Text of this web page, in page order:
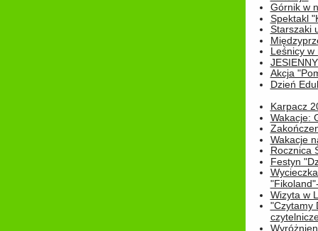
Górnik w
Spektakl
Starszaki
Leśnicy w
Akcja
Dzień
Karpacz
Wakacje:
Wakacje
Rocznica
Festyn
Wizyta w
"Czytamy